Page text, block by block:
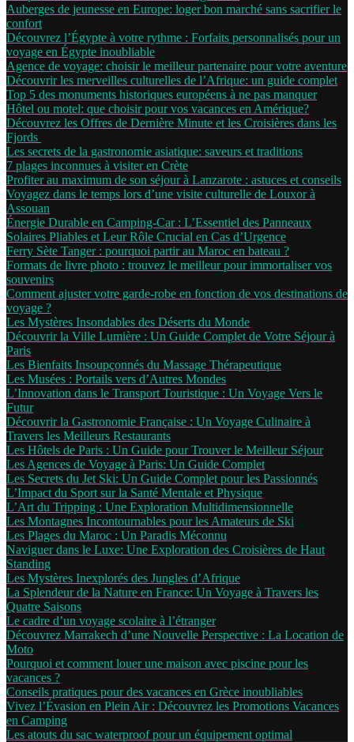
Auberges de jeunesse en Europe: loger bon marché sans sacrifier le
confort
Découvrez l’Égypte à votre rythme : Forfaits personnalisés pour un
voyage en Égypte inoubliable
Agence de voyage: choisir le meilleur partenaire pour votre aventure
Découvrir les merveilles culturelles de l’Afrique: un guide complet
Top 5 des monuments historiques européens à ne pas manquer
Hôtel ou motel: que choisir pour vos vacances en Amérique?
Découvrez les Offres de Dernière Minute et les Croisières dans les
Fjords
Les secrets de la gastronomie asiatique: saveurs et traditions
7 plages inconnues à visiter en Crète
Profiter au maximum de son séjour à Lanzarote : astuces et conseils
Voyagez dans le temps lors d’une visite culturelle de Louxor à
Assouan
Énergie Durable en Camping-Car : L’Essentiel des Panneaux
Solaires Pliables et Leur Rôle Crucial en Cas d’Urgence
Ferry Sète Tanger : pourquoi partir au Maroc en bateau ?
Formats de livre photo : trouvez le meilleur pour immortaliser vos
souvenirs
Comment ajuster votre garde-robe en fonction de vos destinations de
voyage ?
Les Mystères Insondables des Déserts du Monde
Découvrir la Ville Lumière : Un Guide Complet de Votre Séjour à
Paris
Les Bienfaits Insoupçonnés du Massage Thérapeutique
Les Musées : Portails vers d’Autres Mondes
L’Innovation dans le Transport Touristique : Un Voyage Vers le
Futur
Découvrir la Gastronomie Française : Un Voyage Culinaire à
Travers les Meilleurs Restaurants
Les Hôtels de Paris : Un Guide pour Trouver le Meilleur Séjour
Les Agences de Voyage à Paris: Un Guide Complet
Les Secrets du Jet Ski: Un Guide Complet pour les Passionnés
L’Impact du Sport sur la Santé Mentale et Physique
L’Art du Tripping : Une Exploration Multidimensionnelle
Les Montagnes Incontournables pour les Amateurs de Ski
Les Plages du Maroc : Un Paradis Méconnu
Naviguer dans le Luxe: Une Exploration des Croisières de Haut
Standing
Les Mystères Inexplorés des Jungles d’Afrique
La Splendeur de la Nature en France: Un Voyage à Travers les
Quatre Saisons
Le cadre d’un voyage scolaire à l’étranger
Découvrez Marrakech d’une Nouvelle Perspective : La Location de
Moto
Pourquoi et comment louer une maison avec piscine pour les
vacances ?
Conseils pratiques pour des vacances en Grèce inoubliables
Vivez l’Évasion en Plein Air : Découvrez les Promotions Vacances
en Camping
Les atouts du sac waterproof pour un équipement optimal